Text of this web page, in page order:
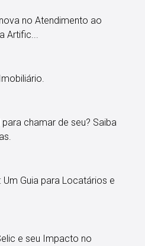
no Atendimento ao
Artific...
chamar de seu? Saiba
Guia para Locatários e
e seu Impacto no